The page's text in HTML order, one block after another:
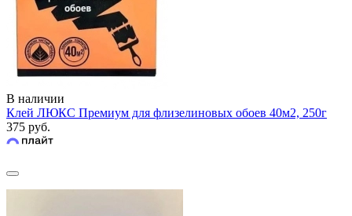
В наличии
Клей ЛЮКС Премиум для флизелиновых обоев 40м2, 250г
375 руб.